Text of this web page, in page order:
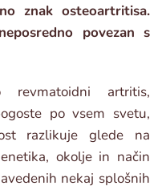
znak osteoartritisa.
povezan s
artritis,
po vsem svetu,
razlikuje glede na
okolje in način
nekaj splošnih